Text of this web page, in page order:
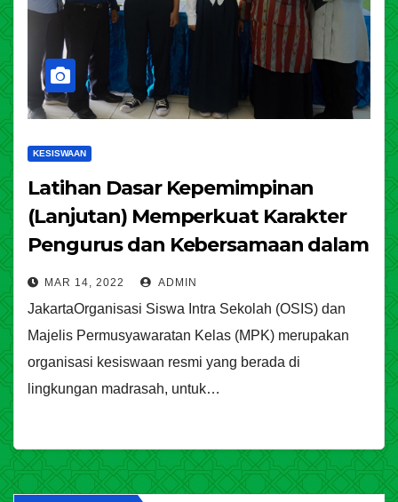
KESISWAAN
Latihan Dasar Kepemimpinan
(Lanjutan) Memperkuat Karakter
Pengurus dan Kebersamaan dalam
Organisasi
MAR 14, 2022 ADMIN
JakartaOrganisasi Siswa Intra Sekolah (OSIS) dan
Majelis Permusyawaratan Kelas (MPK) merupakan
organisasi kesiswaan resmi yang berada di
lingkungan madrasah, untuk…